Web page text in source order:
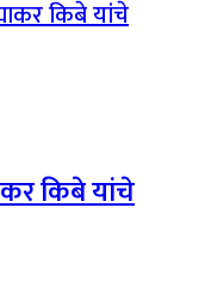
किबे यांचे